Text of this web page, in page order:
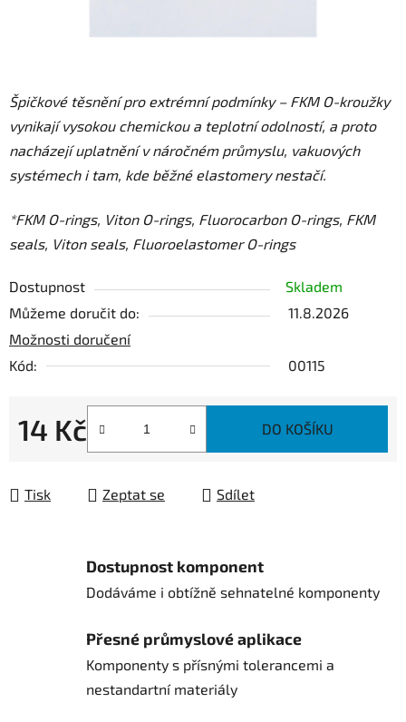
Špičkové těsnění pro extrémní podmínky – FKM O-kroužky
vynikají vysokou chemickou a teplotní odolností, a proto
nacházejí uplatnění v náročném průmyslu, vakuových
systémech i tam, kde běžné elastomery nestačí.
*FKM O-rings, Viton O-rings, Fluorocarbon O-rings, FKM
seals, Viton seals, Fluoroelastomer O-rings
Dostupnost
Skladem
Můžeme doručit do:
11.8.2026
Možnosti doručení
Kód:
00115
14 Kč
Měrná cena:
DO KOŠÍKU
Tisk Zeptat se Sdílet
Dostupnost komponent
Dodáváme i obtížně sehnatelné komponenty
Přesné průmyslové aplikace
Komponenty s přísnými tolerancemi a
nestandartní materiály